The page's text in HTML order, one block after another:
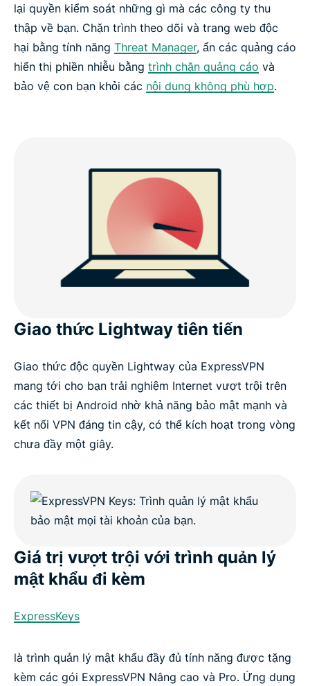
lại quyền kiểm soát những gì mà các công ty thu
thập về bạn. Chặn trình theo dõi và trang web độc
hại bằng tính năng Threat Manager, ẩn các quảng cáo
hiển thị phiền nhiễu bằng trình chặn quảng cáo và
bảo vệ con bạn khỏi các nội dung không phù hợp.
Giao thức Lightway tiên tiến
Giao thức độc quyền Lightway của ExpressVPN
mang tới cho bạn trải nghiệm Internet vượt trội trên
các thiết bị Android nhờ khả năng bảo mật mạnh và
kết nối VPN đáng tin cậy, có thể kích hoạt trong vòng
chưa đầy một giây.
Giá trị vượt trội với trình quản lý
mật khẩu đi kèm
ExpressKeys
là trình quản lý mật khẩu đầy đủ tính năng được tặng
kèm các gói ExpressVPN Nâng cao và Pro. Ứng dụng